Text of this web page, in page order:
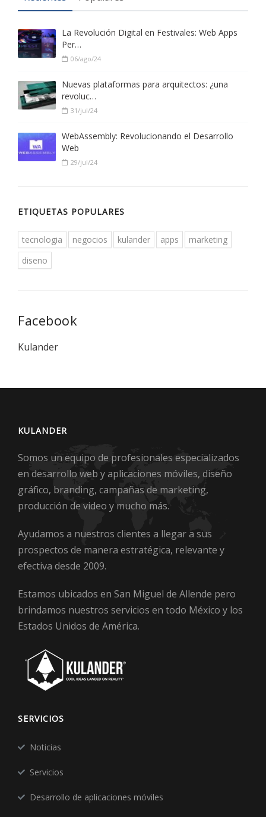
La Revolución Digital en Festivales: Web Apps
Per…
06/ago/24
Nuevas plataformas para arquitectos: ¿una
revoluc…
31/jul/24
WebAssembly: Revolucionando el Desarrollo
Web
29/jul/24
ETIQUETAS POPULARES
tecnologia negocios kulander apps
marketing
diseno
Facebook
Kulander
KULANDER
Somos un equipo de profesionales especializados
en desarrollo web y aplicaciones móviles, diseño
gráfico, branding, campañas de marketing,
producción de video y mucho más.
Ayudamos a nuestros clientes a llegar a sus
prospectos de manera estratégica, relevante y
efectiva desde 2009.
Estamos ubicados en San Miguel de Allende pero
brindamos nuestros servicios en todo México y los
Estados Unidos de América.
SERVICIOS
Noticias
Servicios
Desarrollo de aplicaciones móviles